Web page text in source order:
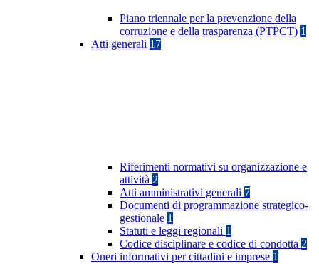
Piano triennale per la prevenzione della
corruzione e della trasparenza (PTPCT) 1
Atti generali 17
Riferimenti normativi su organizzazione e
attività 2
Atti amministrativi generali 7
Documenti di programmazione strategico-
gestionale 1
Statuti e leggi regionali 1
Codice disciplinare e codice di condotta 2
Oneri informativi per cittadini e imprese 1